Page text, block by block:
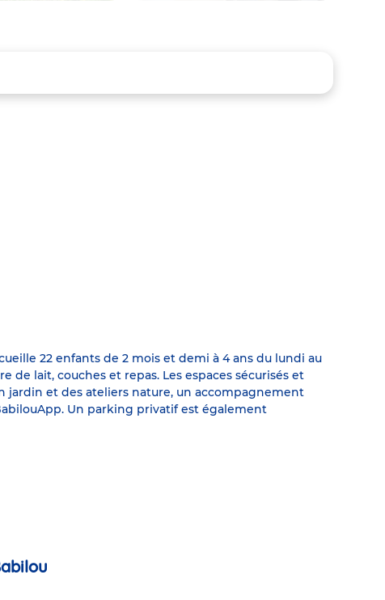
22 enfants de 2 mois et demi à 4 ans du lundi au
de lait, couches et repas. Les espaces sécurisés et
jardin et des ateliers nature, un accompagnement
Un parking privatif est également